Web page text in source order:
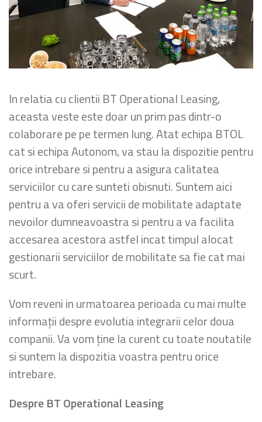
In relatia cu clientii BT Operational Leasing,
aceasta veste este doar un prim pas dintr-o
colaborare pe pe termen lung. Atat echipa BTOL
cat si echipa Autonom, va stau la dispozitie pentru
orice intrebare si pentru a asigura calitatea
serviciilor cu care sunteti obisnuti. Suntem aici
pentru a va oferi servicii de mobilitate adaptate
nevoilor dumneavoastra si pentru a va facilita
accesarea acestora astfel incat timpul alocat
gestionarii serviciilor de mobilitate sa fie cat mai
scurt.
Vom reveni in urmatoarea perioada cu mai multe
informații despre evolutia integrarii celor doua
companii. Va vom ține la curent cu toate noutatile
si suntem la dispozitia voastra pentru orice
intrebare.
Despre BT Operational Leasing